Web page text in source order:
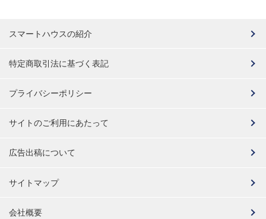
スマートハウスの紹介
特定商取引法に基づく表記
プライバシーポリシー
サイトのご利用にあたって
広告出稿について
サイトマップ
会社概要